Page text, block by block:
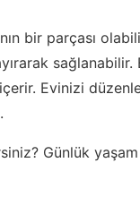
bir parçası
Evinizi
Günlük